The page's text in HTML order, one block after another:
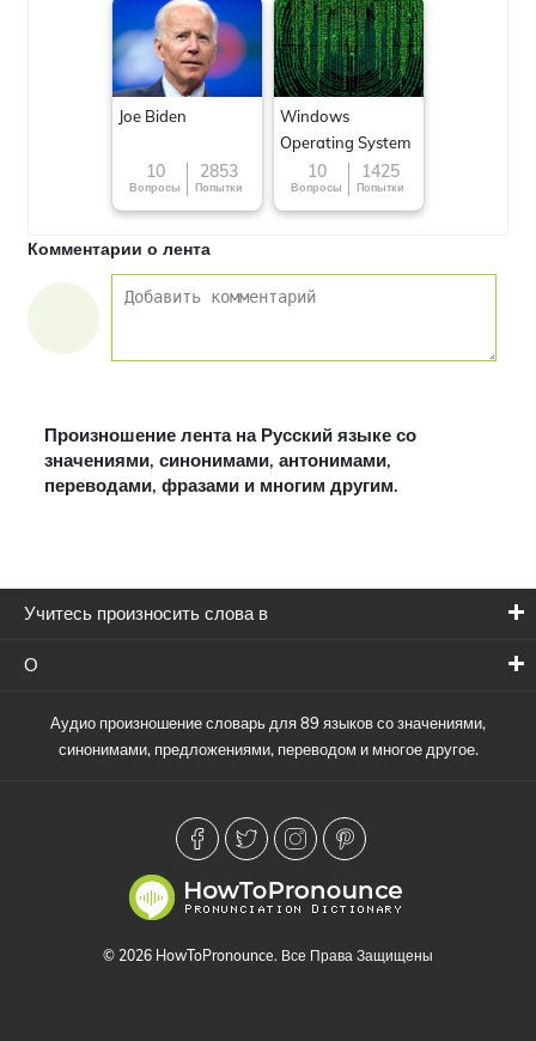
Joe Biden
10
Вопросы
2853
Попытки
Windows
Operating System
10
Вопросы
1425
Попытки
Комментарии о лента
Произношение лента на Русский языке со
значениями, синонимами, антонимами,
переводами, фразами и многим другим.
Учитесь произносить слова в
О
Аудио произношение словарь для 89 языков со значениями,
синонимами, предложениями, переводом и многое другое.
© 2026 HowToPronounce. Все Права Защищены